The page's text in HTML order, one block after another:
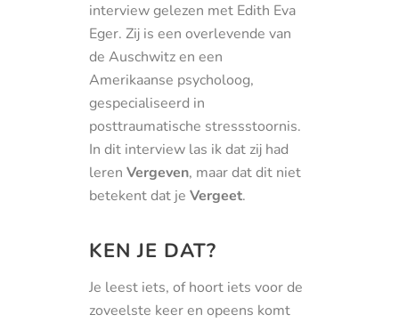
interview gelezen met Edith Eva
Eger. Zij is een overlevende van
de Auschwitz en een
Amerikaanse psycholoog,
gespecialiseerd in
posttraumatische stressstoornis.
In dit interview las ik dat zij had
leren Vergeven, maar dat dit niet
betekent dat je Vergeet.
KEN JE DAT?
Je leest iets, of hoort iets voor de
zoveelste keer en opeens komt